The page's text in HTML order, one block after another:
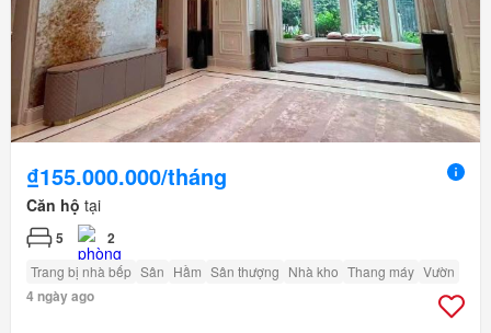
₫155.000.000/tháng
Căn hộ tại
5 2
Trang bị nhà bếp Sân Hầm Sân thượng Nhà kho Thang máy Vườn
4 ngày ago